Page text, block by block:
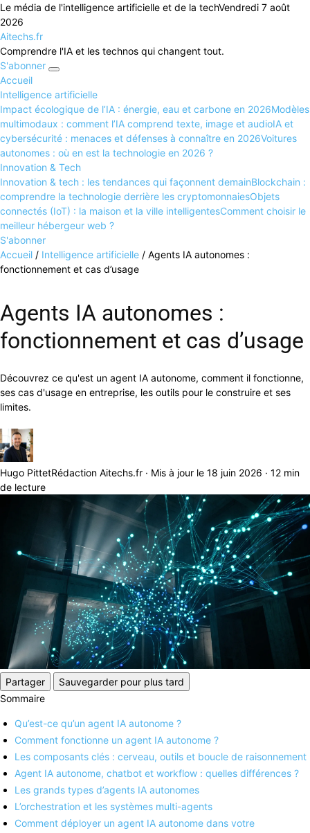
Le média de l'intelligence artificielle et de la techVendredi 7 août
2026
Aitechs.fr
Comprendre l'IA et les technos qui changent tout.
S'abonner
Accueil
Intelligence artificielle
Impact écologique de l’IA : énergie, eau et carbone en 2026Modèles
multimodaux : comment l’IA comprend texte, image et audioIA et
cybersécurité : menaces et défenses à connaître en 2026Voitures
autonomes : où en est la technologie en 2026 ?
Innovation & Tech
Innovation & tech : les tendances qui façonnent demainBlockchain :
comprendre la technologie derrière les cryptomonnaiesObjets
connectés (IoT) : la maison et la ville intelligentesComment choisir le
meilleur hébergeur web ?
S'abonner
Accueil / Intelligence artificielle / Agents IA autonomes :
fonctionnement et cas d’usage
Agents IA autonomes :
fonctionnement et cas d’usage
Découvrez ce qu'est un agent IA autonome, comment il fonctionne,
ses cas d'usage en entreprise, les outils pour le construire et ses
limites.
Hugo PittetRédaction Aitechs.fr · Mis à jour le 18 juin 2026 · 12 min
de lecture
Partager
Sauvegarder pour plus tard
Sommaire
Qu’est-ce qu’un agent IA autonome ?
Comment fonctionne un agent IA autonome ?
Les composants clés : cerveau, outils et boucle de raisonnement
Agent IA autonome, chatbot et workflow : quelles différences ?
Les grands types d’agents IA autonomes
L’orchestration et les systèmes multi-agents
Comment déployer un agent IA autonome dans votre